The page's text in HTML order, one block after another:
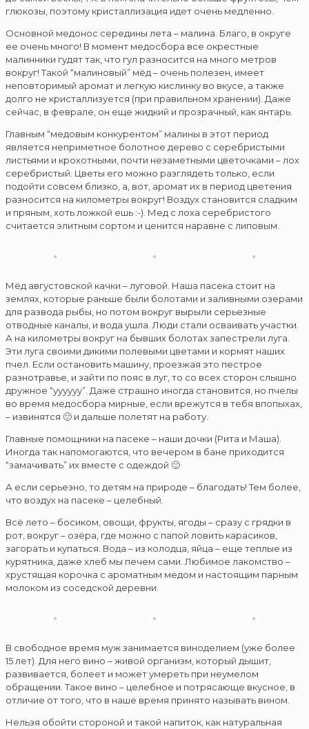
глюкозы, поэтому кристаллизация идет очень медленно.
Основной медонос середины лета – малина. Благо, в округе
ее очень много! В момент медосбора все окрестные
малинники гудят так, что гул разносится на много метров
вокруг! Такой “малиновый” мёд – очень полезен, имеет
неповторимый аромат и легкую кислинку во вкусе, а также
долго не кристаллизуется (при правильном хранении). Даже
сейчас, в феврале, он еще жидкий и прозрачный, как янтарь.
Главным “медовым конкурентом” малины в этот период
является неприметное болотное дерево с серебристыми
листьями и крохотными, почти незаметными цветочками – лох
серебристый. Цветы его можно разглядеть только, если
подойти совсем близко, а, вот, аромат их в период цветения
разносится на километры вокруг! Воздух становится сладким
и пряным, хоть ложкой ешь :-). Мед с лоха серебристого
считается элитным сортом и ценится наравне с липовым.
Мёд августовской качки – луговой. Наша пасека стоит на
землях, которые раньше были болотами и заливными озерами
для развода рыбы, но потом вокруг вырыли серьезные
отводные каналы, и вода ушла. Люди стали осваивать участки.
А на километры вокруг на бывших болотах запестрели луга.
Эти луга своими дикими полевыми цветами и кормят наших
пчел. Если остановить машину, проезжая это пестрое
разнотравье, и зайти по пояс в луг, то со всех сторон слышно
дружное “уууууу”. Даже страшно иногда становится, но пчелы
во время медосбора мирные, если врежутся в тебя впопыхах,
– извинятся 🙂 и дальше полетят на работу.
Главные помощники на пасеке – наши дочки (Рита и Маша).
Иногда так напомогаются, что вечером в бане приходится
“замачивать” их вместе с одеждой 🙂
А если серьезно, то детям на природе – благодать! Тем более,
что воздух на пасеке – целебный.
Всё лето – босиком, овощи, фрукты, ягоды – сразу с грядки в
рот, вокруг – озёра, где можно с папой ловить карасиков,
загорать и купаться. Вода – из колодца, яйца – еще теплые из
курятника, даже хлеб мы печем сами. Любимое лакомство –
хрустящая корочка с ароматным медом и настоящим парным
молоком из соседской деревни.
В свободное время муж занимается виноделием (уже более
15 лет). Для него вино – живой организм, который дышит,
развивается, болеет и может умереть при неумелом
обращении. Такое вино – целебное и потрясающе вкусное, в
отличие от того, что в наше время принято называть вином.
Нельзя обойти стороной и такой напиток, как натуральная